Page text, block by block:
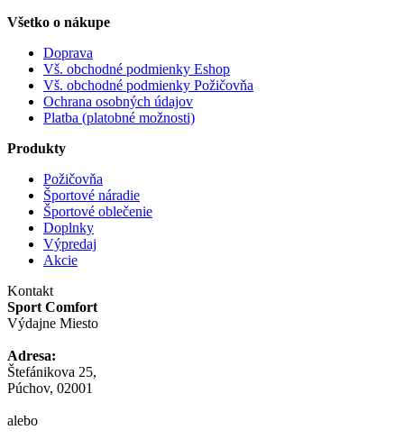
Všetko o nákupe
Doprava
Vš. obchodné podmienky Eshop
Vš. obchodné podmienky Požičovňa
Ochrana osobných údajov
Platba (platobné možnosti)
Produkty
Požičovňa
Športové náradie
Športové oblečenie
Doplnky
Výpredaj
Akcie
Kontakt
Sport Comfort
Výdajne Miesto
Adresa:
Štefánikova 25,
Púchov, 02001
alebo